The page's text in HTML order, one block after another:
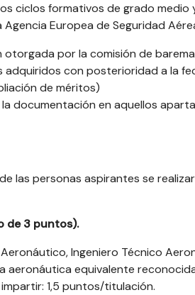
ciclos formativos de grado
Europea de Seguridad
otorgada por la comisión de
adquiridos con posterioridad a la
de méritos)
documentación en aquellos
las personas aspirantes se
de 3 puntos).
Ingeniero Técnico
aeronáutica equivalente
1,5 puntos/titulación.